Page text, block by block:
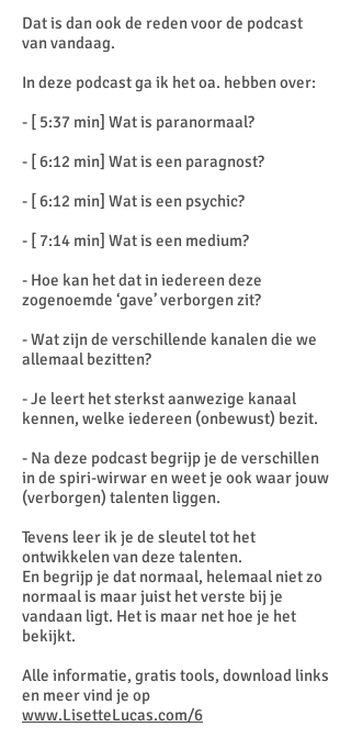
Dat is dan ook de reden voor de podcast
van vandaag.
In deze podcast ga ik het oa. hebben over:
- [ 5:37 min] Wat is paranormaal?
- [ 6:12 min] Wat is een paragnost?
- [ 6:12 min] Wat is een psychic?
- [ 7:14 min] Wat is een medium?
- Hoe kan het dat in iedereen deze
zogenoemde ‘gave’ verborgen zit?
- Wat zijn de verschillende kanalen die we
allemaal bezitten?
- Je leert het sterkst aanwezige kanaal
kennen, welke iedereen (onbewust) bezit.
- Na deze podcast begrijp je de verschillen
in de spiri-wirwar en weet je ook waar jouw
(verborgen) talenten liggen.
Tevens leer ik je de sleutel tot het
ontwikkelen van deze talenten.
En begrijp je dat normaal, helemaal niet zo
normaal is maar juist het verste bij je
vandaan ligt. Het is maar net hoe je het
bekijkt.
Alle informatie, gratis tools, download links
en meer vind je op
www.LisetteLucas.com/6